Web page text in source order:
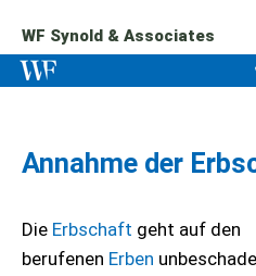
WF Synold & Associates
Annahme der
Die Erbschaft geht auf den
berufenen Erben